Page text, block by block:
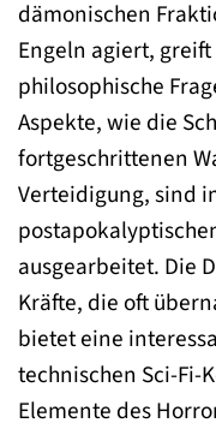
dämonischen
Engeln agiert,
philosophische
Aspekte, wie die
fortgeschrittenen
Verteidigung, sind
ausgearbeitet. Die
Kräfte, die oft
bietet eine
technischen Sci-Fi-
Elemente des